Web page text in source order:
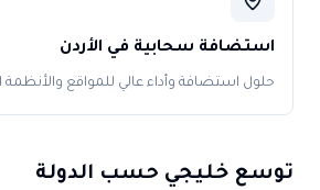
استضافة سحابية في الأردن
حلول استضافة وأداء عالي للمواقع والأنظمة
توسع خليجي حسب الدولة